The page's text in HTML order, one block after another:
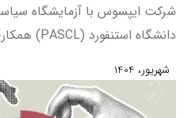
شرکت ایپسوس با آزمایشگاه
دانشگاه استنفورد (PASCL) همکاری...
شهریور، 1404